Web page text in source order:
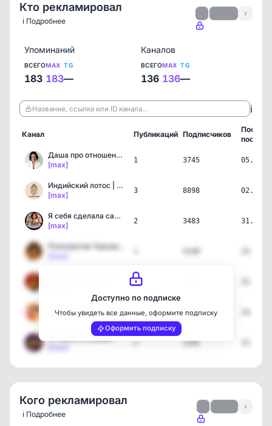
Кто рекламировал
ℹ️ Подробнее
›
Упоминаний
ВСЕГО
183
MAX
183
TG
—
Каналов
ВСЕГО
136
MAX
136
TG
—
Название, ссылка или ID канала… ℹ️
Канал Публикаций Подписчиков
пост
Даша про отношения 💃🏻
[max]
1 3745
Индийский лотос | Самора…
[max]
3 8898
Я себя сделала сама | Пс…
[max]
2 3483
2
[max]
3 6885
🌟Новости звёзд🌟
2 1292
Доступно по подписке
Чтобы увидеть все данные, оформите подписку
Оформить подписку
Кого рекламировал
ℹ️ Подробнее
›